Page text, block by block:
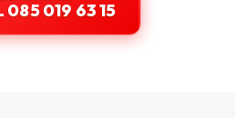
085 019 63 15